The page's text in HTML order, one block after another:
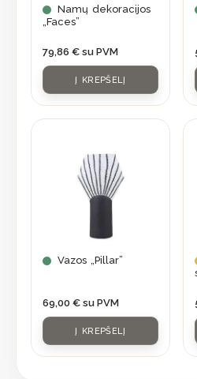
Namų dekoracijos
„Faces”
79,86 € su PVM
Į KREPŠELĮ
Vazos „Pillar”
69,00 € su PVM
Į KREPŠELĮ